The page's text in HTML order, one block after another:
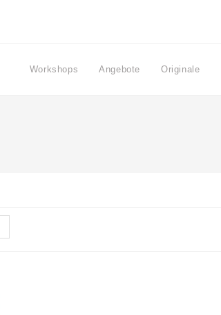
Workshops Angebote Originale